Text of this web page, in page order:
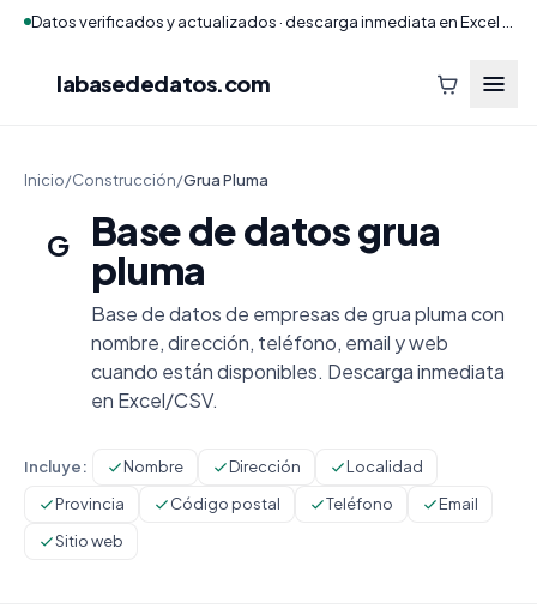
labasededatos.com
Inicio/Construcción/Grua Pluma
G
Base de datos grua
pluma
Base de datos de empresas de grua pluma con
nombre, dirección, teléfono, email y web
cuando están disponibles. Descarga inmediata
en Excel/CSV.
Incluye: Nombre Dirección
Localidad
Provincia
Código postal Teléfono
Email
Sitio web